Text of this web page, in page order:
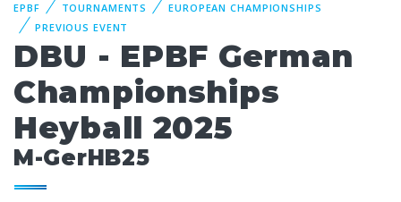
EPBF TOURNAMENTS
EUROPEAN CHAMPIONSHIPS
PREVIOUS EVENT
DBU - EPBF German
Championships
Heyball 2025
M-GerHB25